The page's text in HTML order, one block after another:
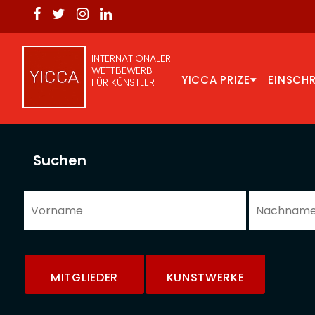
INTERNATIONALER
WETTBEWERB
FÜR KÜNSTLER
YICCA PRIZE
Suchen
MITGLIEDER KUNSTWERKE